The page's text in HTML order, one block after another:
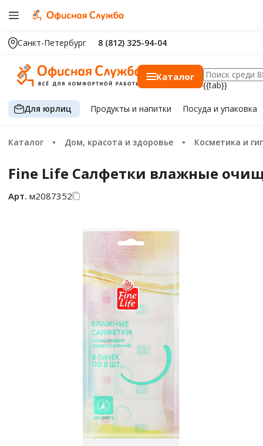
Санкт-Петербург 8 (812) 325-94-04
Каталог
{{tab}}
Для юрлиц Продуктыи напитки Посуда и упаковка
Каталог Дом, красота и здоровье Косметика и
Fine Life Салфетки влажные
Арт. м2087352